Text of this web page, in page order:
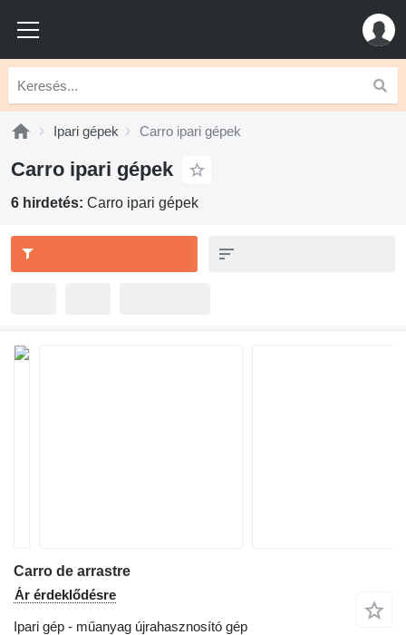
Ipari gépek Carro ipari gépek
Carro ipari gépek
6 hirdetés: Carro ipari gépek
Carro de arrastre
Ár érdeklődésre
Ipari gép - műanyag újrahasznosító gép